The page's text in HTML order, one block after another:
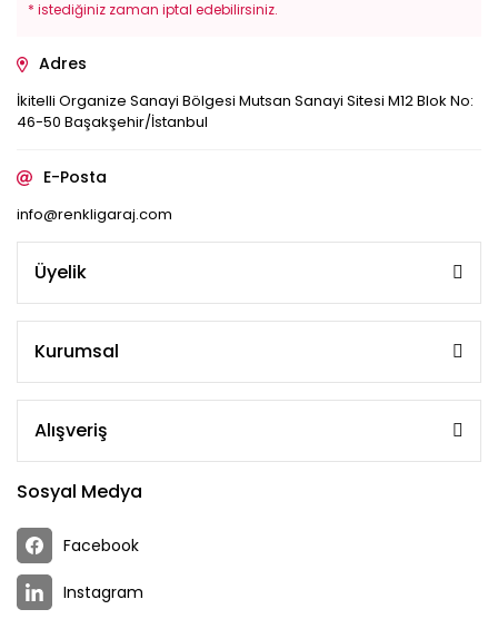
* istediğiniz zaman iptal edebilirsiniz.
Adres
İkitelli Organize Sanayi Bölgesi Mutsan Sanayi Sitesi M12 Blok No:
46-50 Başakşehir/İstanbul
E-Posta
info@renkligaraj.com
Üyelik
Kurumsal
Alışveriş
Sosyal Medya
Facebook
Instagram